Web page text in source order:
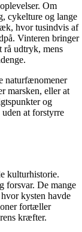
Om
cykelture og lange
hvor tusindvis af
Vinteren bringer
rå udtryk, mens
naturfænomener
marsken, eller at
og
at forstyrre
kulturhistorie.
forsvar. De mange
kysten havde
fortæller
kræfter.